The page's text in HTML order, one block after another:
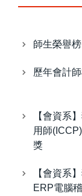
師生榮譽榜
歷年會計
【會資系
用師
獎
【會資系
ERP電腦